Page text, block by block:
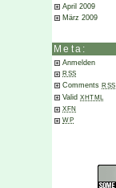
April 2009
März 2009
Meta:
Anmelden
RSS
Comments RSS
Valid XHTML
XFN
WP